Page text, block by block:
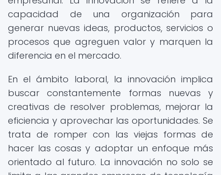
capacidad de una organización para
generar nuevas ideas, productos, servicios o
procesos que agreguen valor y marquen la
diferencia en el mercado.
En el ámbito laboral, la innovación implica
buscar constantemente formas nuevas y
creativas de resolver problemas, mejorar la
eficiencia y aprovechar las oportunidades. Se
trata de romper con las viejas formas de
hacer las cosas y adoptar un enfoque más
orientado al futuro. La innovación no solo se